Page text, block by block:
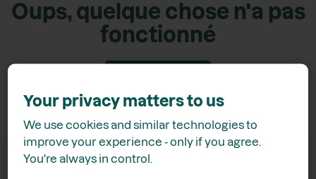
Oups, quelque chose n'a pas
fonctionné
Your privacy matters to us
We use cookies and similar technologies to
improve your experience - only if you agree.
You're always in control.